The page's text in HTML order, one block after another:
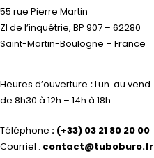
55 rue Pierre Martin
ZI de l’inquétrie, BP 907 – 62280
Saint-Martin-Boulogne – France
Heures d’ouverture :Lun. au vend.
de 8h30 à 12h – 14h à 18h
Téléphone : (+33) 03 21 80 20 00
Courriel : contact@tuboburo.fr